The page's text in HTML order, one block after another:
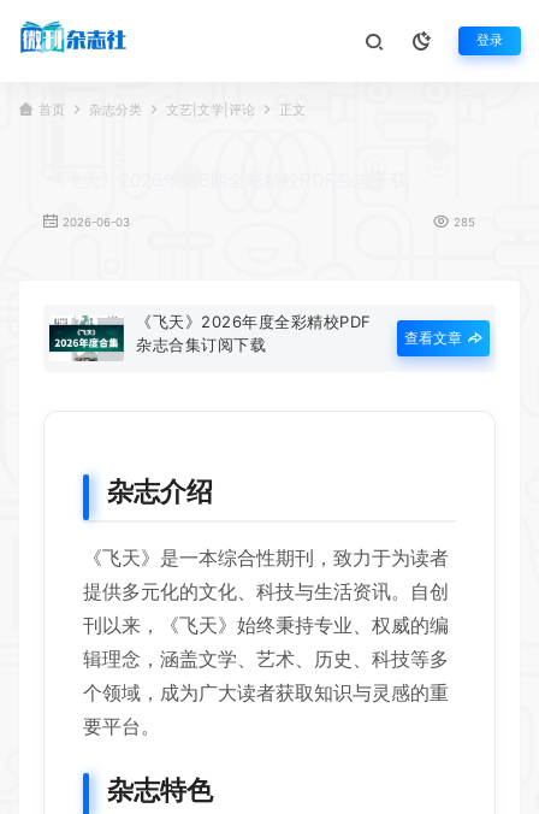
登录
首页 杂志分类 文艺|文学|评论 正文
2026-06-03 285
《飞天》2026年度全彩精校PDF
杂志合集订阅下载
查看文章
杂志介绍
《飞天》是一本综合性期刊，致力于为读者
提供多元化的文化、科技与生活资讯。自创
刊以来，《飞天》始终秉持专业、权威的编
辑理念，涵盖文学、艺术、历史、科技等多
个领域，成为广大读者获取知识与灵感的重
要平台。
杂志特色